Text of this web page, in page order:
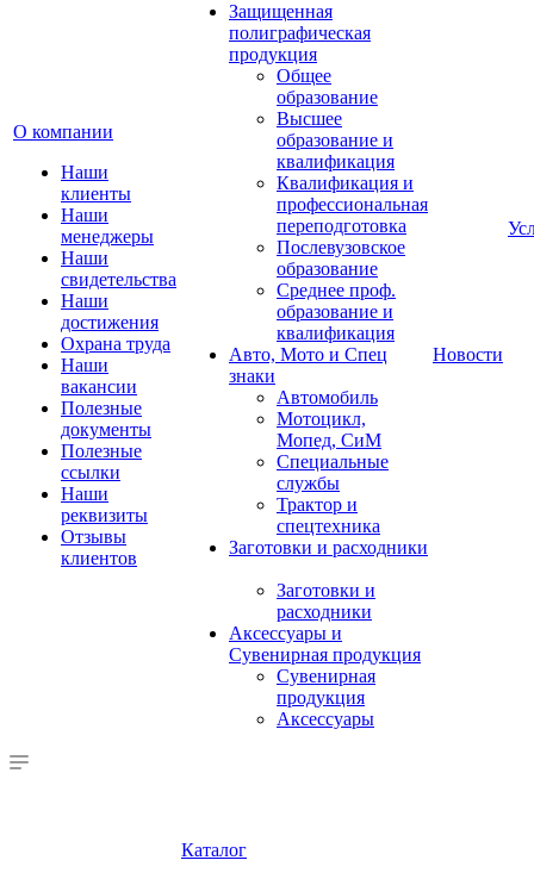
О компании
Наши
клиенты
Наши
менеджеры
Наши
свидетельства
Наши
достижения
Охрана труда
Наши
вакансии
Полезные
документы
Полезные
ссылки
Наши
реквизиты
Отзывы
клиентов
Защищенная
полиграфическая
продукция
Общее
образование
Высшее
образование и
квалификация
Квалификация и
профессиональная
переподготовка
Послевузовское
образование
Среднее проф.
образование и
квалификация
Авто, Мото и Спец
знаки
Автомобиль
Мотоцикл,
Мопед, СиМ
Специальные
службы
Трактор и
спецтехника
Заготовки и расходники
Заготовки и
расходники
Аксессуары и
Сувенирная продукция
Сувенирная
продукция
Аксессуары
Новости
Каталог